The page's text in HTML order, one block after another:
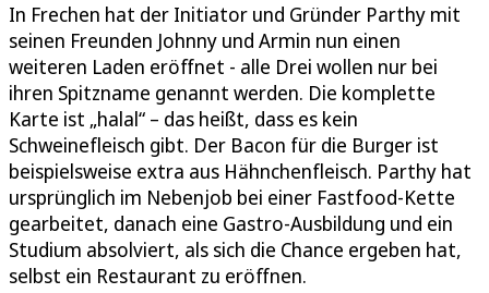
In Frechen hat der Initiator und Gründer Parthy mit
seinen Freunden Johnny und Armin nun einen
weiteren Laden eröffnet - alle Drei wollen nur bei
ihren Spitzname genannt werden. Die komplette
Karte ist „halal“ – das heißt, dass es kein
Schweinefleisch gibt. Der Bacon für die Burger ist
beispielsweise extra aus Hähnchenfleisch. Parthy hat
ursprünglich im Nebenjob bei einer Fastfood-Kette
gearbeitet, danach eine Gastro-Ausbildung und ein
Studium absolviert, als sich die Chance ergeben hat,
selbst ein Restaurant zu eröffnen.